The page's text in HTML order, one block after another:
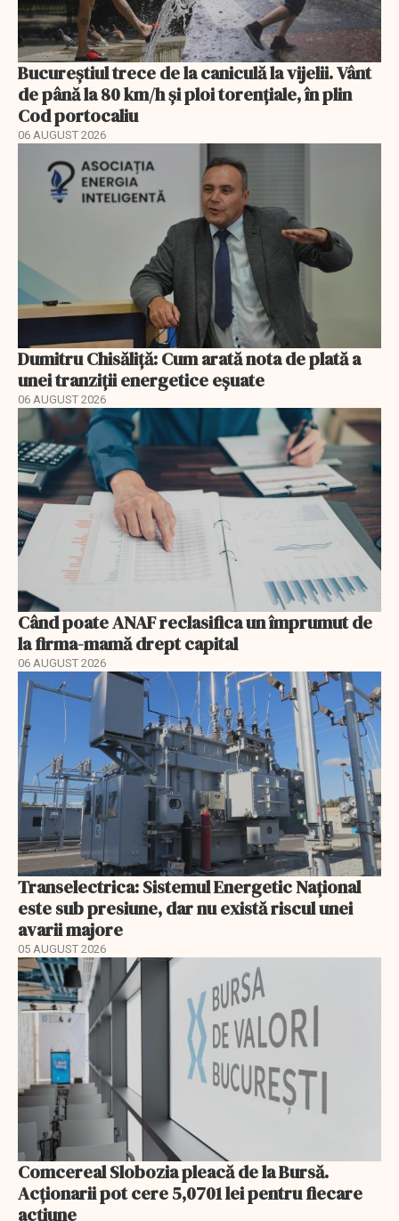
Bucureștiul trece de la caniculă la vijelii. Vânt
de până la 80 km/h și ploi torențiale, în plin
Cod portocaliu
06 AUGUST 2026
Dumitru Chisăliță: Cum arată nota de plată a
unei tranziții energetice eșuate
06 AUGUST 2026
Când poate ANAF reclasifica un împrumut de
la firma-mamă drept capital
06 AUGUST 2026
Transelectrica: Sistemul Energetic Național
este sub presiune, dar nu există riscul unei
avarii majore
05 AUGUST 2026
Comcereal Slobozia pleacă de la Bursă.
Acționarii pot cere 5,0701 lei pentru fiecare
acțiune